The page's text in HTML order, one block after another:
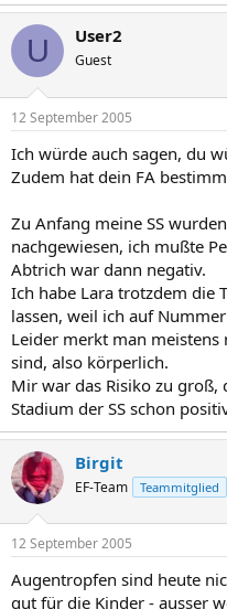
U User2
Guest
12 September 2005
Ich würde auch sagen, du
Zudem hat dein FA
Zu Anfang meine SS
nachgewiesen, ich mußte
Abtrich war dann negativ.
Ich habe Lara trotzdem die
lassen, weil ich auf
Leider merkt man
sind, also körperlich.
Mir war das Risiko zu
Stadium der SS schon
Birgit
EF-Team Teammitglied
12 September 2005
Augentropfen sind heute
gut für die Kinder - ausser